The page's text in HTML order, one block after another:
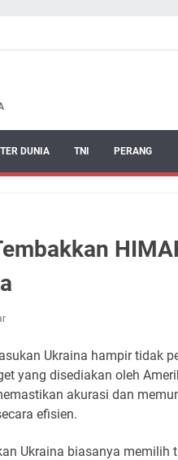
DUNIA TNI PERANG
Ukraina hampir tidak
yang disediakan oleh
akurasi dan
efisien.
Ukraina biasanya memilih